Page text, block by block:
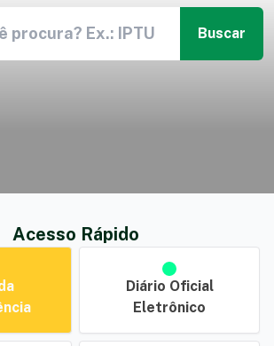
Buscar
Acesso Rápido
Diário Oficial
Eletrônico